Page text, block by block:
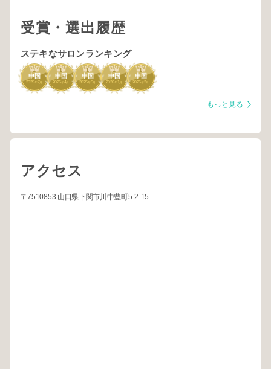
受賞・選出履歴
ステキなサロンランキング
1
中国
2025年 7
1
中国
2026年 4月
1
中国
2025年 5月
1
中国
2026年 1
1
中国
2026年 2月
もっと見る
アクセス
〒7510853 山口県下関市川中豊町5-2-15